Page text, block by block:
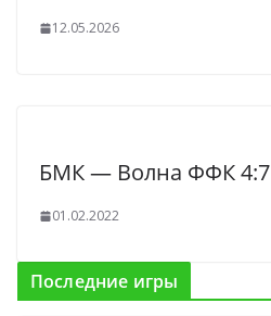
12.05.2026
БМК — Волна ФФК 4:7
01.02.2022
Последние игры